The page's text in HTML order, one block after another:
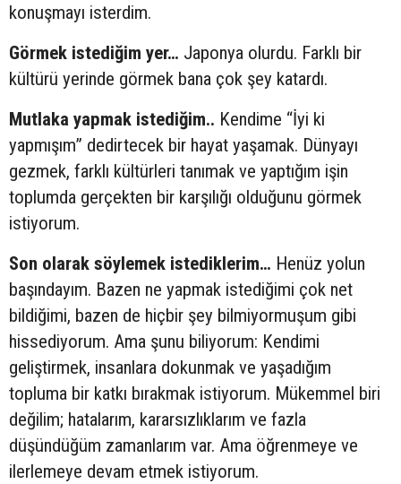
konuşmayı isterdim.
Görmek istediğim yer… Japonya olurdu. Farklı bir
kültürü yerinde görmek bana çok şey katardı.
Mutlaka yapmak istediğim.. Kendime “İyi ki
yapmışım” dedirtecek bir hayat yaşamak. Dünyayı
gezmek, farklı kültürleri tanımak ve yaptığım işin
toplumda gerçekten bir karşılığı olduğunu görmek
istiyorum.
Son olarak söylemek istediklerim… Henüz yolun
başındayım. Bazen ne yapmak istediğimi çok net
bildiğimi, bazen de hiçbir şey bilmiyormuşum gibi
hissediyorum. Ama şunu biliyorum: Kendimi
geliştirmek, insanlara dokunmak ve yaşadığım
topluma bir katkı bırakmak istiyorum. Mükemmel biri
değilim; hatalarım, kararsızlıklarım ve fazla
düşündüğüm zamanlarım var. Ama öğrenmeye ve
ilerlemeye devam etmek istiyorum.